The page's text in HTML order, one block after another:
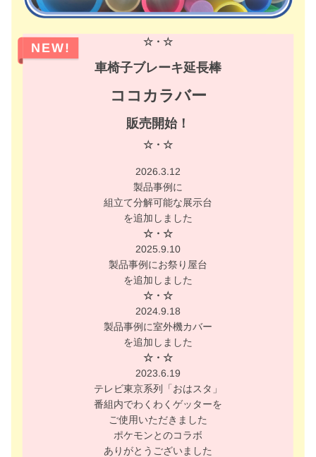
NEW! ☆・☆
車椅子ブレーキ延長棒
ココカラバー
販売開始！
☆・☆
2026.3.12
製品事例に
組立て分解可能な展示台
を追加しました
☆・☆
2025.9.10
製品事例にお祭り屋台
を追加しました
☆・☆
2024.9.18
製品事例に室外機カバー
を追加しました
☆・☆
2023.6.19
テレビ東京系列「おはスタ」
番組内でわくわくゲッターを
ご使用いただきました
ポケモンとのコラボ
ありがとうございました